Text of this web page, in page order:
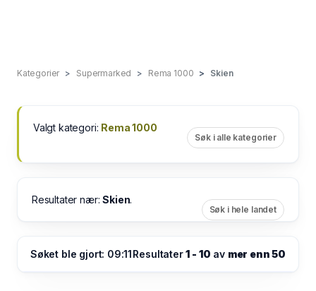
Kategorier Supermarked Rema 1000 Skien
Valgt kategori: Rema 1000
Søk i alle kategorier
Resultater nær:Skien.
Søk i hele landet
Søket ble gjort: 09:11Resultater1 - 10 av mer enn 50